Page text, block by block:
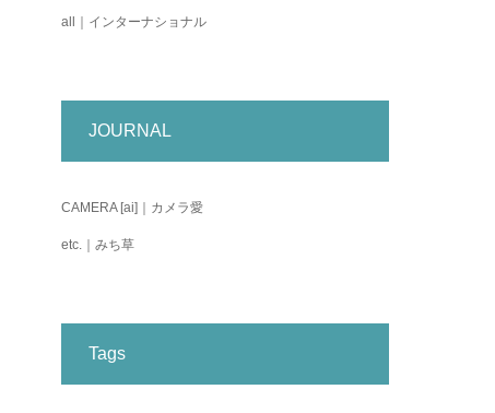
all｜インターナショナル
JOURNAL
CAMERA [ai]｜カメラ愛
etc.｜みち草
Tags